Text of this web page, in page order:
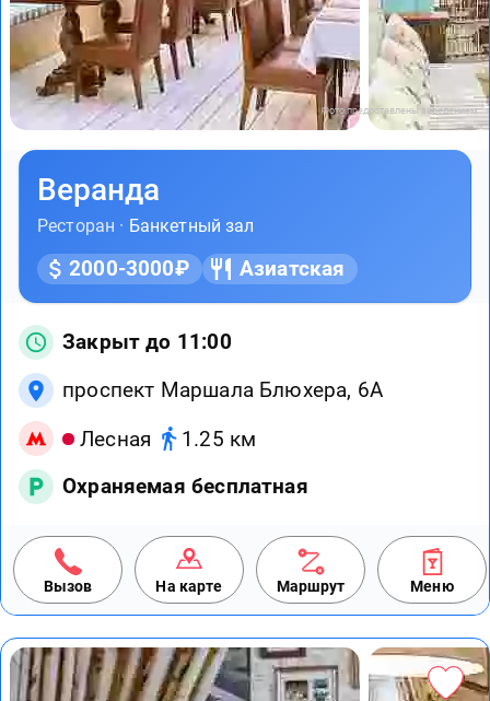
Фото предоставлены заведением
Веранда
Ресторан · Банкетный зал
2000-3000₽ Азиатская
Закрыт до 11:00
проспект Маршала Блюхера, 6А
Лесная
1.25 км
Охраняемая бесплатная
Вызов На карте Маршрут Меню